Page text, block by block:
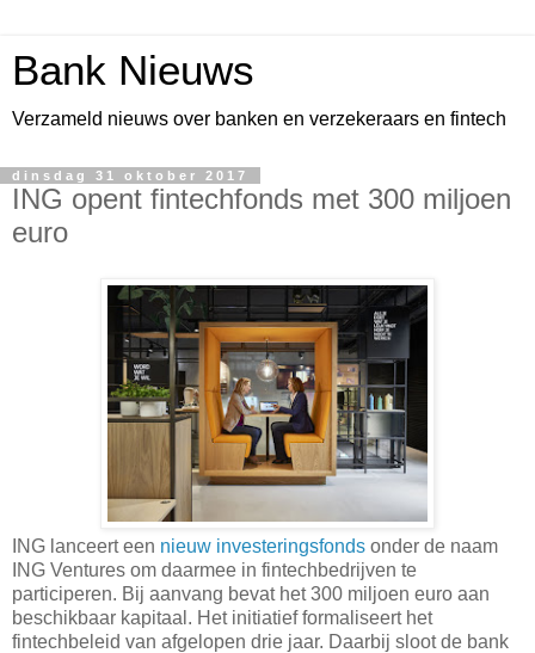
Bank Nieuws
Verzameld nieuws over banken en verzekeraars en fintech
dinsdag 31 oktober 2017
ING opent fintechfonds met 300 miljoen
euro
ING lanceert een nieuw investeringsfonds onder de naam
ING Ventures om daarmee in fintechbedrijven te
participeren. Bij aanvang bevat het 300 miljoen euro aan
beschikbaar kapitaal. Het initiatief formaliseert het
fintechbeleid van afgelopen drie jaar. Daarbij sloot de bank